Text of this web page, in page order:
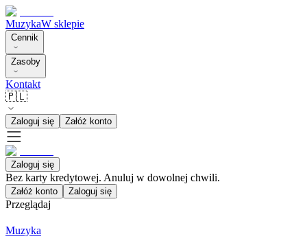
MuzykaW sklepie
Cennik
Zasoby
Kontakt
🇵🇱
Zaloguj się Załóż konto
Zaloguj się
Bez karty kredytowej. Anuluj w dowolnej chwili.
Załóż konto Zaloguj się
Przeglądaj
Muzyka